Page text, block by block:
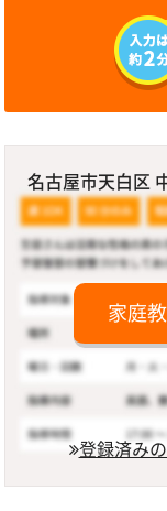
名古屋市天白区
家庭
登録済み